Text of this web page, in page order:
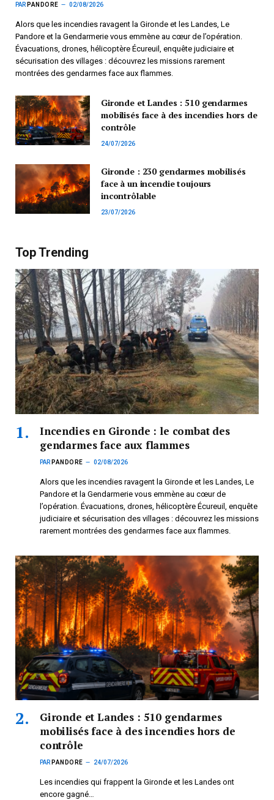
PAR PANDORE 02/08/2026
Alors que les incendies ravagent la Gironde et les Landes, Le
Pandore et la Gendarmerie vous emmène au cœur de l’opération.
Évacuations, drones, hélicoptère Écureuil, enquête judiciaire et
sécurisation des villages : découvrez les missions rarement
montrées des gendarmes face aux flammes.
Gironde et Landes : 510 gendarmes
mobilisés face à des incendies hors de
contrôle
24/07/2026
Gironde : 230 gendarmes mobilisés
face à un incendie toujours
incontrôlable
23/07/2026
Top Trending
Incendies en Gironde : le combat des
gendarmes face aux flammes
PAR PANDORE 02/08/2026
Alors que les incendies ravagent la Gironde et les Landes, Le
Pandore et la Gendarmerie vous emmène au cœur de
l’opération. Évacuations, drones, hélicoptère Écureuil, enquête
judiciaire et sécurisation des villages : découvrez les missions
rarement montrées des gendarmes face aux flammes.
Gironde et Landes : 510 gendarmes
mobilisés face à des incendies hors de
contrôle
PAR PANDORE 24/07/2026
Les incendies qui frappent la Gironde et les Landes ont
encore gagné…